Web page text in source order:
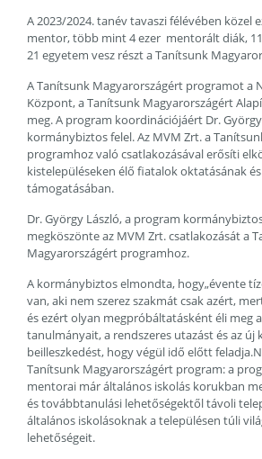
A 2023/2024. tanév tavaszi félévében közel
mentor, több mint 4 ezer mentorált diák,
21 egyetem vesz részt a Tanítsunk
A Tanítsunk Magyarországért programot a
Központ, a Tanítsunk Magyarországért
meg. A program koordinációjáért Dr.
kormánybiztos felel. Az MVM Zrt. a
programhoz való csatlakozásával erősíti
kistelepüléseken élő fiatalok oktatásának
támogatásában.
Dr. György László, a program
megköszönte az MVM Zrt. csatlakozását a
Magyarországért programhoz.
A kormánybiztos elmondta, hogy„évente
van, aki nem szerez szakmát csak azért,
és ezért olyan megpróbáltatásként éli meg
tanulmányait, a rendszeres utazást és az új
beilleszkedést, hogy végül idő előtt
Tanítsunk Magyarországért program: a
mentorai már általános iskolás korukban
és továbbtanulási lehetőségektől távoli
általános iskolásoknak a településen túli
lehetőségeit.